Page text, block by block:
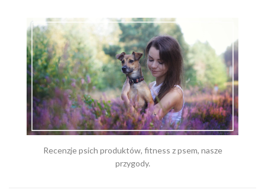
Recenzje psich produktów, fitness z psem, nasze
przygody.